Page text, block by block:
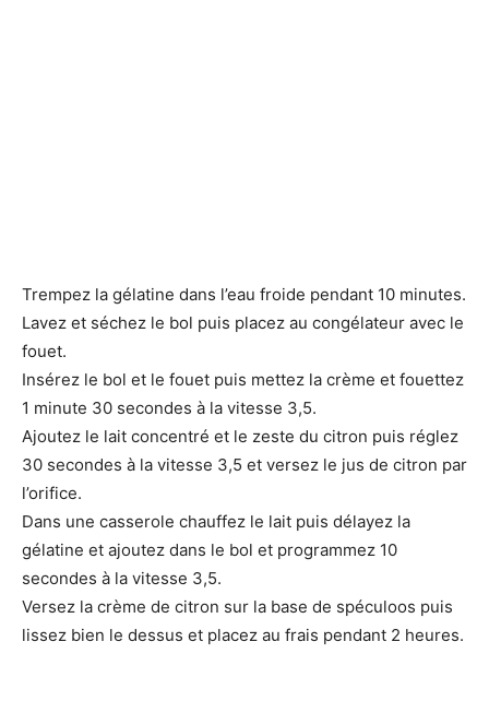
Trempez la gélatine dans l’eau froide pendant 10 minutes.
Lavez et séchez le bol puis placez au congélateur avec le
fouet.
Insérez le bol et le fouet puis mettez la crème et fouettez
1 minute 30 secondes à la vitesse 3,5.
Ajoutez le lait concentré et le zeste du citron puis réglez
30 secondes à la vitesse 3,5 et versez le jus de citron par
l’orifice.
Dans une casserole chauffez le lait puis délayez la
gélatine et ajoutez dans le bol et programmez 10
secondes à la vitesse 3,5.
Versez la crème de citron sur la base de spéculoos puis
lissez bien le dessus et placez au frais pendant 2 heures.